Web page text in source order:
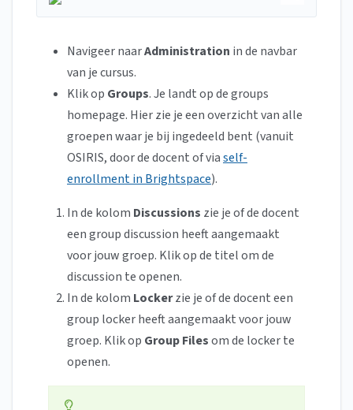
Navigeer naarAdministration in de navbar
van je cursus.
Klik op Groups. Je landt op de groups
homepage. Hier zie je een overzicht van alle
groepen waar je bij ingedeeld bent (vanuit
OSIRIS, door de docent of viaself-
enrollment in Brightspace).
In de kolom Discussions zie je of de docent
een group discussion heeft aangemaakt
voor jouw groep. Klik op de titel om de
discussion te openen.
In de kolom Lockerzie je of de docent een
group locker heeft aangemaakt voor jouw
groep. Klik op Group Filesom de locker te
openen.